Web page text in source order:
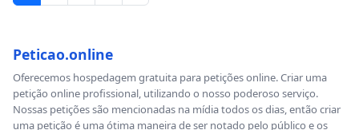
Peticao.online
Oferecemos hospedagem gratuita para petições online. Criar uma
petição online profissional, utilizando o nosso poderoso serviço.
Nossas petições são mencionadas na mídia todos os dias, então criar
uma petição é uma ótima maneira de ser notado pelo público e os